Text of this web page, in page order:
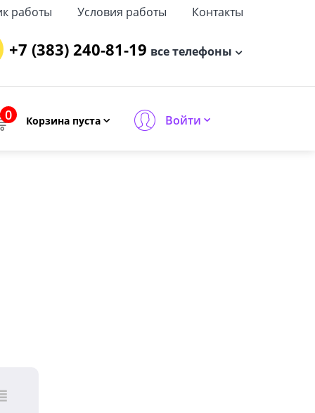
работы Условия работы Контакты
+7 (383) 240-81-19 все телефоны
0 Корзина пуста Войти